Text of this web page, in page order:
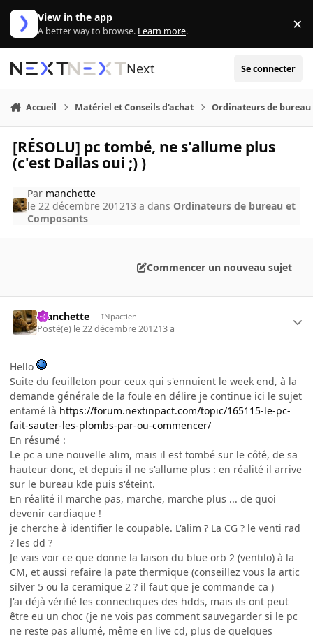
Aller au contenu
View in the app
A better way to browse. Learn more. ×
Next Se connecter
Accueil Matériel et Conseils d'achat Ordinateurs de bureau
[RÉSOLU] pc tombé, ne s'allume plus
(c'est Dallas oui ;) )
Par manchette
le 22 décembre 201213 a dans Ordinateurs de bureau et
Composants
Commencer un nouveau sujet
manchette INpactien
Posté(e) le 22 décembre 201213 a
Hello
Suite du feuilleton pour ceux qui s'ennuient le week end, à la
demande générale de la foule en délire je continue ici le sujet
entamé là https://forum.nextinpact.com/topic/165115-le-pc-
fait-sauter-les-plombs-par-ou-commencer/
En résumé :
Le pc a une nouvelle alim, mais il est tombé sur le côté, de sa
hauteur donc, et depuis il ne s'allume plus : en réalité il arrive
sur le bureau kde puis s'éteint.
En réalité il marche pas, marche, marche plus ... de quoi
devenir cardiaque !
je cherche à identifier le coupable. L'alim ? La CG ? le venti rad
? les dd ?
Je vais voir ce que donne la laison du blue orb 2 (ventilo) à la
CM, et aussi refaire la pate thermique (conseillez vous la artic
silver 5 ou la ceramique 2 ? il faut que je commande ca )
J'ai déjà vérifié les connectiques des hdds, mais ils ont peut
être eu un choc (je ne vois pas comment sauvegarder si le pc
ne reste pas allumé, même en live cd, plus de quelques